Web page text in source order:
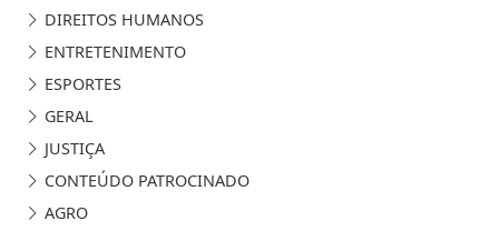
DIREITOS HUMANOS
ENTRETENIMENTO
ESPORTES
GERAL
JUSTIÇA
CONTEÚDO PATROCINADO
AGRO